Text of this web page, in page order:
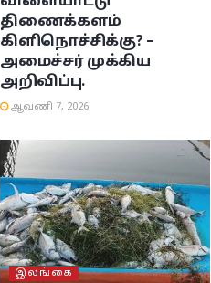
திணைக்களம்
கிளிநொச்சிக்கு? –
அமைச்சர் முக்கிய
அறிவிப்பு.
ஆவணி 7, 2026
இலங்கை